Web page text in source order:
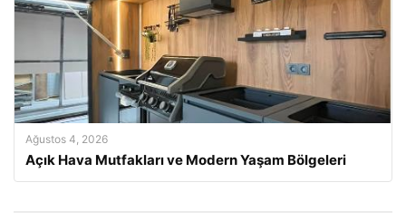
Ağustos 4, 2026
Açık Hava Mutfakları ve Modern Yaşam Bölgeleri